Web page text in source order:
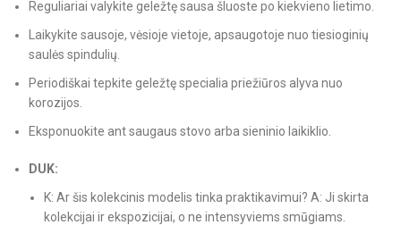
Reguliariai valykite geležtę sausa šluoste po kiekvieno lietimo.
Laikykite sausoje, vėsioje vietoje, apsaugotoje nuo tiesioginių
saulės spindulių.
Periodiškai tepkite geležtę specialia priežiūros alyva nuo
korozijos.
Eksponuokite ant saugaus stovo arba sieninio laikiklio.
DUK:
K: Ar šis kolekcinis modelis tinka praktikavimui? A: Ji skirta
kolekcijai ir ekspozicijai, o ne intensyviems smūgiams.